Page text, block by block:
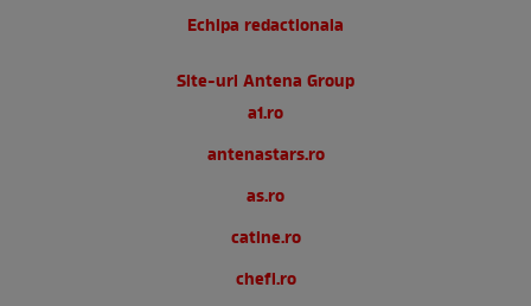
Echipa redactionala
Site-uri Antena Group
a1.ro
antenastars.ro
as.ro
catine.ro
chefi.ro